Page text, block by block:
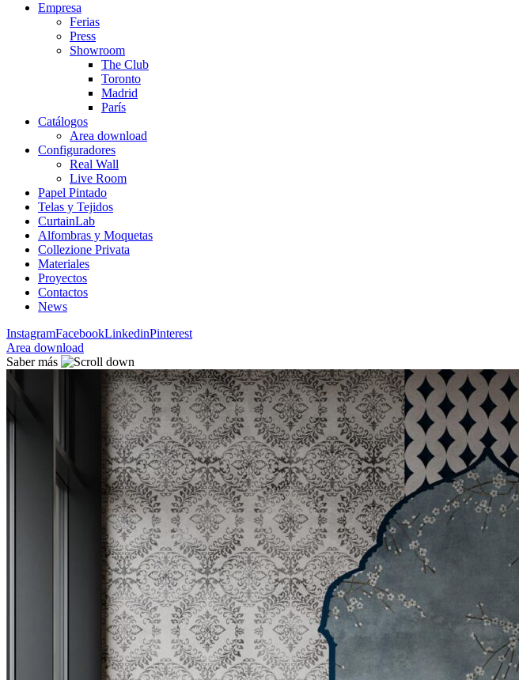
Empresa
Ferias
Press
Showroom
The Club
Toronto
Madrid
París
Catálogos
Area download
Configuradores
Real Wall
Live Room
Papel Pintado
Telas y Tejidos
CurtainLab
Alfombras y Moquetas
Collezione Privata
Materiales
Proyectos
Contactos
News
InstagramFacebookLinkedinPinterest
Area download
Saber más